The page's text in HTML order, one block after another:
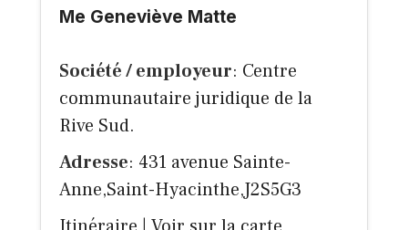
Me Geneviève Matte
Société / employeur: Centre
communautaire juridique de la
Rive Sud.
Adresse: 431 avenue Sainte-
Anne,Saint-Hyacinthe,J2S5G3